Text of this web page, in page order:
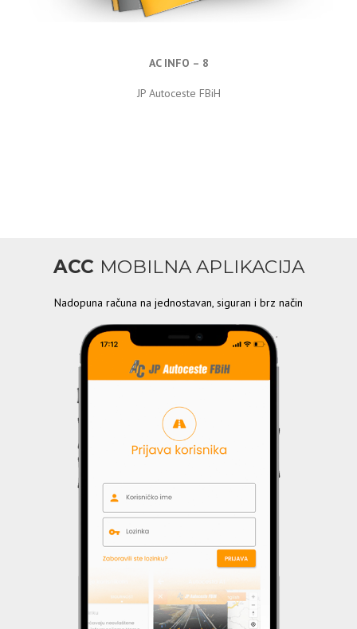
AC INFO – 8
JP Autoceste FBiH
ACC MOBILNA APLIKACIJA
Nadopuna računa na jednostavan, siguran i brz način